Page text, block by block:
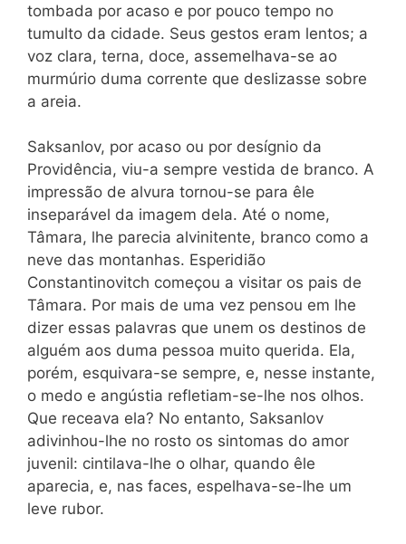
tombada por acaso e por pouco tempo no
tumulto da cidade. Seus gestos eram lentos; a
voz clara, terna, doce, assemelhava-se ao
murmúrio duma corrente que deslizasse sobre
a areia.
Saksanlov, por acaso ou por desígnio da
Providência, viu-a sempre vestida de branco. A
impressão de alvura tornou-se para êle
inseparável da imagem dela. Até o nome,
Tâmara, lhe parecia alvinitente, branco como a
neve das montanhas. Esperidião
Constantinovitch começou a visitar os pais de
Tâmara. Por mais de uma vez pensou em lhe
dizer essas palavras que unem os destinos de
alguém aos duma pessoa muito querida. Ela,
porém, esquivara-se sempre, e, nesse instante,
o medo e angústia refletiam-se-lhe nos olhos.
Que receava ela? No entanto, Saksanlov
adivinhou-lhe no rosto os sintomas do amor
juvenil: cintilava-lhe o olhar, quando êle
aparecia, e, nas faces, espelhava-se-lhe um
leve rubor.